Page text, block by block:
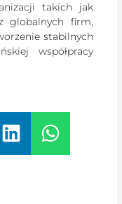
takich jak
globalnych firm,
stabilnych
współpracy